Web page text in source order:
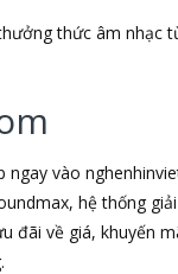
thức âm nhạc
ngay vào
hệ thống
đãi về giá, khuyến